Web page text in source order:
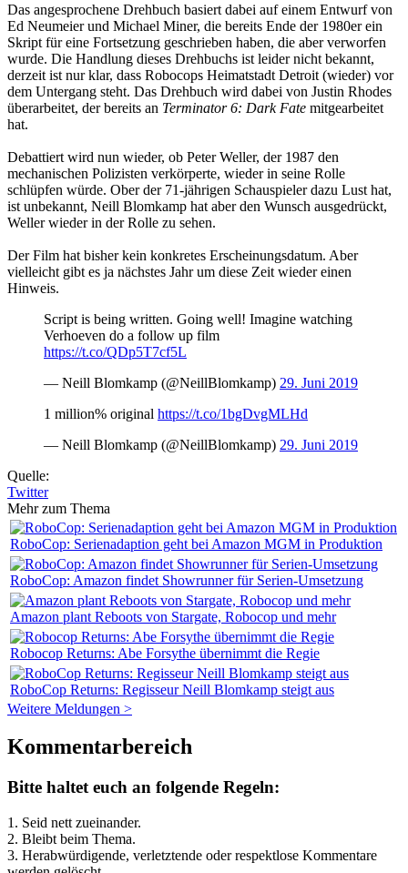
Das angesprochene Drehbuch basiert dabei auf einem Entwurf von
Ed Neumeier und Michael Miner, die bereits Ende der 1980er ein
Skript für eine Fortsetzung geschrieben haben, die aber verworfen
wurde. Die Handlung dieses Drehbuchs ist leider nicht bekannt,
derzeit ist nur klar, dass Robocops Heimatstadt Detroit (wieder) vor
dem Untergang steht. Das Drehbuch wird dabei von Justin Rhodes
überarbeitet, der bereits an Terminator 6: Dark Fate mitgearbeitet
hat.
Debattiert wird nun wieder, ob Peter Weller, der 1987 den
mechanischen Polizisten verkörperte, wieder in seine Rolle
schlüpfen würde. Ober der 71-jährigen Schauspieler dazu Lust hat,
ist unbekannt, Neill Blomkamp hat aber den Wunsch ausgedrückt,
Weller wieder in der Rolle zu sehen.
Der Film hat bisher kein konkretes Erscheinungsdatum. Aber
vielleicht gibt es ja nächstes Jahr um diese Zeit wieder einen
Hinweis.
Script is being written. Going well! Imagine watching
Verhoeven do a follow up film
https://t.co/QDp5T7cf5L
— Neill Blomkamp (@NeillBlomkamp) 29. Juni 2019
1 million% original https://t.co/1bgDvgMLHd
— Neill Blomkamp (@NeillBlomkamp) 29. Juni 2019
Quelle:
Twitter
Mehr zum Thema
RoboCop: Serienadaption geht bei Amazon MGM in Produktion
RoboCop: Amazon findet Showrunner für Serien-Umsetzung
Amazon plant Reboots von Stargate, Robocop und mehr
Robocop Returns: Abe Forsythe übernimmt die Regie
RoboCop Returns: Regisseur Neill Blomkamp steigt aus
Weitere Meldungen >
Kommentarbereich
Bitte haltet euch an folgende Regeln:
1. Seid nett zueinander.
2. Bleibt beim Thema.
3. Herabwürdigende, verletztende oder respektlose Kommentare